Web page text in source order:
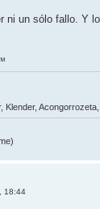
ni un sólo fallo. Y
18:44